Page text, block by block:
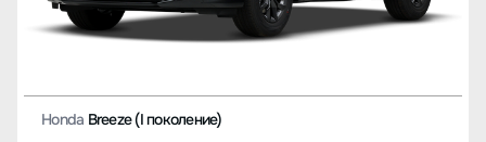
Honda Breeze (I поколение)